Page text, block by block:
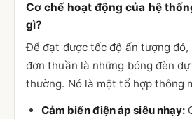
Cơ chế hoạt động của hệ
gì?
Để đạt được tốc độ ấn tượng đó,
đơn thuần là những bóng đèn
thường. Nó là một tổ hợp thông
Cảm biến điện áp siêu nhạy: